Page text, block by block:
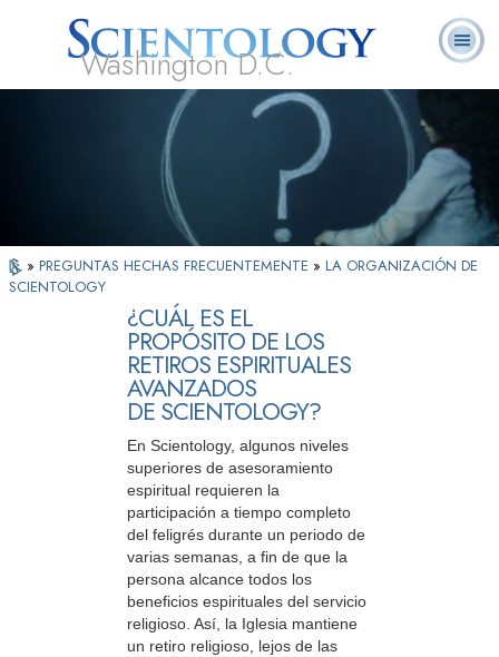
Washington D.C.
¿Qué es
Scientology?
Ministros
Voluntarios
Preguntas
Frecuentes
» PREGUNTAS HECHAS FRECUENTEMENTE » LA ORGANIZACIÓN DE
SCIENTOLOGY
¿CUÁL ES EL
PROPÓSITO DE LOS
RETIROS ESPIRITUALES
AVANZADOS
DE SCIENTOLOGY?
En Scientology, algunos niveles
superiores de asesoramiento
espiritual requieren la
participación a tiempo completo
del feligrés durante un periodo de
varias semanas, a fin de que la
persona alcance todos los
beneficios espirituales del servicio
religioso. Así, la Iglesia mantiene
un retiro religioso, lejos de las